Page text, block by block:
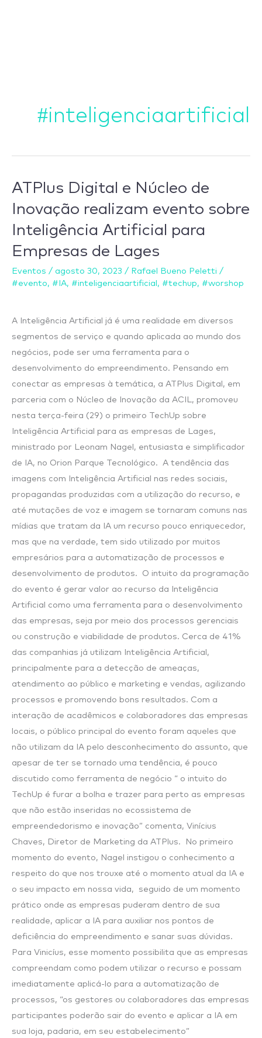
#inteligenciaartificial
ATPlus Digital e Núcleo de
Inovação realizam evento sobre
Inteligência Artificial para
Empresas de Lages
Eventos / agosto 30, 2023 / Rafael Bueno Peletti /
#evento, #IA, #inteligenciaartificial , #techup, #worshop
A Inteligência Artificial já é uma realidade em diversos
segmentos de serviço e quando aplicada ao mundo dos
negócios, pode ser uma ferramenta para o
desenvolvimento do empreendimento. Pensando em
conectar as empresas à temática, a ATPlus Digital, em
parceria com o Núcleo de Inovação da ACIL, promoveu
nesta terça-feira (29) o primeiro TechUp sobre
Inteligência Artificial para as empresas de Lages,
ministrado por Leonam Nagel, entusiasta e simplificador
de IA, no Orion Parque Tecnológico. A tendência das
imagens com Inteligência Artificial nas redes sociais,
propagandas produzidas com a utilização do recurso, e
até mutações de voz e imagem se tornaram comuns nas
mídias que tratam da IA um recurso pouco enriquecedor,
mas que na verdade, tem sido utilizado por muitos
empresários para a automatização de processos e
desenvolvimento de produtos. O intuito da programação
do evento é gerar valor ao recurso da Inteligência
Artificial como uma ferramenta para o desenvolvimento
das empresas, seja por meio dos processos gerenciais
ou construção e viabilidade de produtos. Cerca de 41%
das companhias já utilizam Inteligência Artificial,
principalmente para a detecção de ameaças,
atendimento ao público e marketing e vendas, agilizando
processos e promovendo bons resultados. Com a
interação de acadêmicos e colaboradores das empresas
locais, o público principal do evento foram aqueles que
não utilizam da IA pelo desconhecimento do assunto, que
apesar de ter se tornado uma tendência, é pouco
discutido como ferramenta de negócio “ o intuito do
TechUp é furar a bolha e trazer para perto as empresas
que não estão inseridas no ecossistema de
empreendedorismo e inovação” comenta, Vinícius
Chaves, Diretor de Marketing da ATPlus. No primeiro
momento do evento, Nagel instigou o conhecimento a
respeito do que nos trouxe até o momento atual da IA e
o seu impacto em nossa vida, seguido de um momento
prático onde as empresas puderam dentro de sua
realidade, aplicar a IA para auxiliar nos pontos de
deficiência do empreendimento e sanar suas dúvidas.
Para Vinicíus, esse momento possibilita que as empresas
compreendam como podem utilizar o recurso e possam
imediatamente aplicá-lo para a automatização de
processos, “os gestores ou colaboradores das empresas
participantes poderão sair do evento e aplicar a IA em
sua loja, padaria, em seu estabelecimento”
ATPlus
Núcleo
de
Inovação
evento
Artificial
para
Empresas